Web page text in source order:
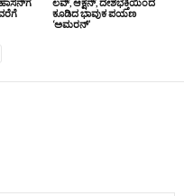
ಲವ್, ಆಕ್ಷನ್, ದೇಶಭಕ್ತಿಯಿಂದ
ಕೂಡಿದ ಭಾವುಕ ಪಯಣ
‘ಅಮರನ್’